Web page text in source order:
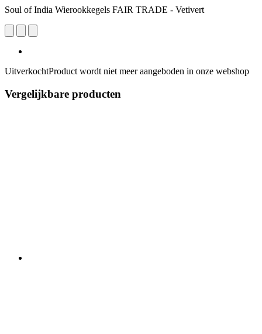
Soul of India Wierookkegels FAIR TRADE - Vetivert
UitverkochtProduct wordt niet meer aangeboden in onze webshop
Vergelijkbare producten